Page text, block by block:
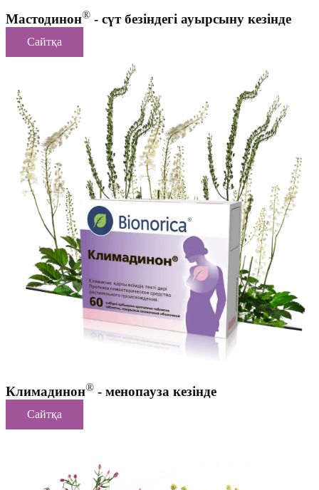
Мастодинон® - сүт безіндегі ауырсыну кезінде
Сайтқа
Климадинон® - менопауза кезінде
Сайтқа